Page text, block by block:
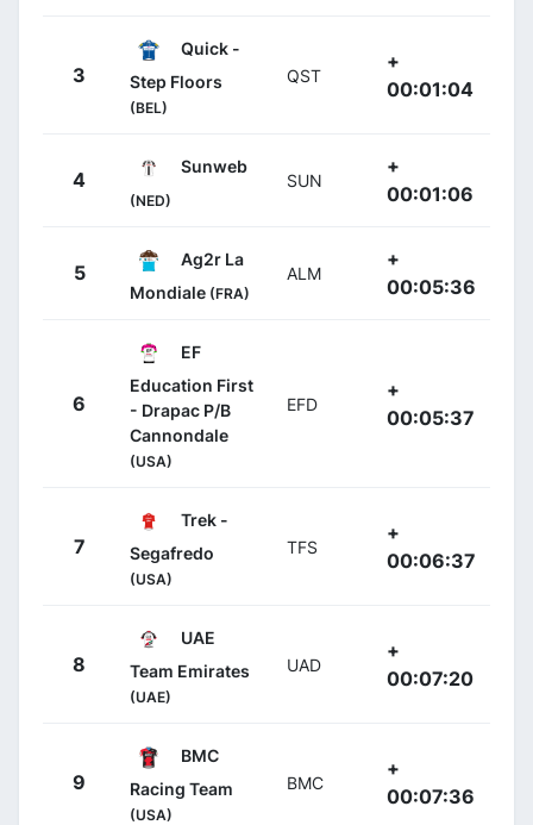
3
Quick -
Step Floors
(BEL)
QST
+
00:01:04
4
Sunweb
(NED)
SUN
+
00:01:06
5
Ag2r La
Mondiale (FRA)
ALM
+
00:05:36
6
EF
Education First
- Drapac P/B
Cannondale
(USA)
EFD
+
00:05:37
7
Trek -
Segafredo
(USA)
TFS
+
00:06:37
8
UAE
Team Emirates
(UAE)
UAD
+
00:07:20
9
BMC
Racing Team
(USA)
BMC
+
00:07:36